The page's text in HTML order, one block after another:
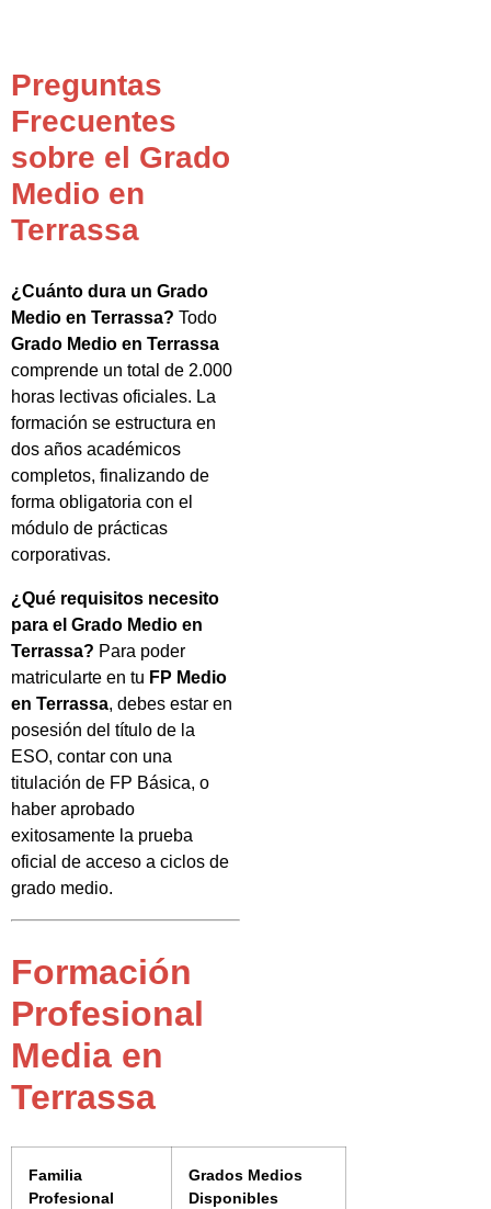
Preguntas
Frecuentes
sobre el Grado
Medio en
Terrassa
¿Cuánto dura un Grado
Medio en Terrassa? Todo
Grado Medio en Terrassa
comprende un total de 2.000
horas lectivas oficiales. La
formación se estructura en
dos años académicos
completos, finalizando de
forma obligatoria con el
módulo de prácticas
corporativas.
¿Qué requisitos necesito
para el Grado Medio en
Terrassa? Para poder
matricularte en tu FP Medio
en Terrassa, debes estar en
posesión del título de la
ESO, contar con una
titulación de FP Básica, o
haber aprobado
exitosamente la prueba
oficial de acceso a ciclos de
grado medio.
Formación
Profesional
Media en
Terrassa
Familia
Profesional
Grados Medios
Disponibles